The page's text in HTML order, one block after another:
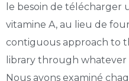
le besoin de télécharger
vitamine A, au lieu de
contiguous approach to
library through
Nous avons examiné